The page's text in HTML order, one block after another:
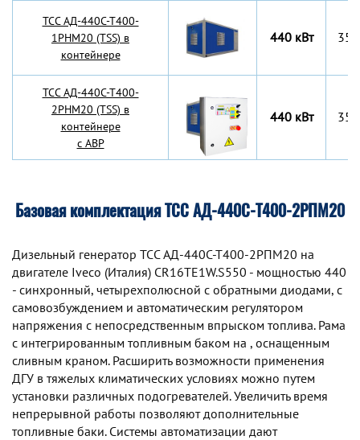
TCC АД-440С-Т400-
1РНМ20 (TSS) в
контейнере
440 кВт
TCC АД-440С-Т400-
2РНМ20 (TSS) в
контейнере
с АВР
440 кВт
Базовая комплектация ТСС АД-440С-Т400-2РПМ20
Дизельный генератор TCC АД-440С-Т400-2РПМ20 на
двигателе Iveco (Италия) CR16TE1W.S550 - мощностью 440
- синхронный, четырехполюсной с обратными диодами, с
самовозбуждением и автоматическим регулятором
напряжения с непосредственным впрыском топлива. Рама
с интегрированным топливным баком на , оснащенным
сливным краном. Расширить возможности применения
ДГУ в тяжелых климатических условиях можно путем
установки различных подогревателей. Увеличить время
непрерывной работы позволяют дополнительные
топливные баки. Системы автоматизации дают